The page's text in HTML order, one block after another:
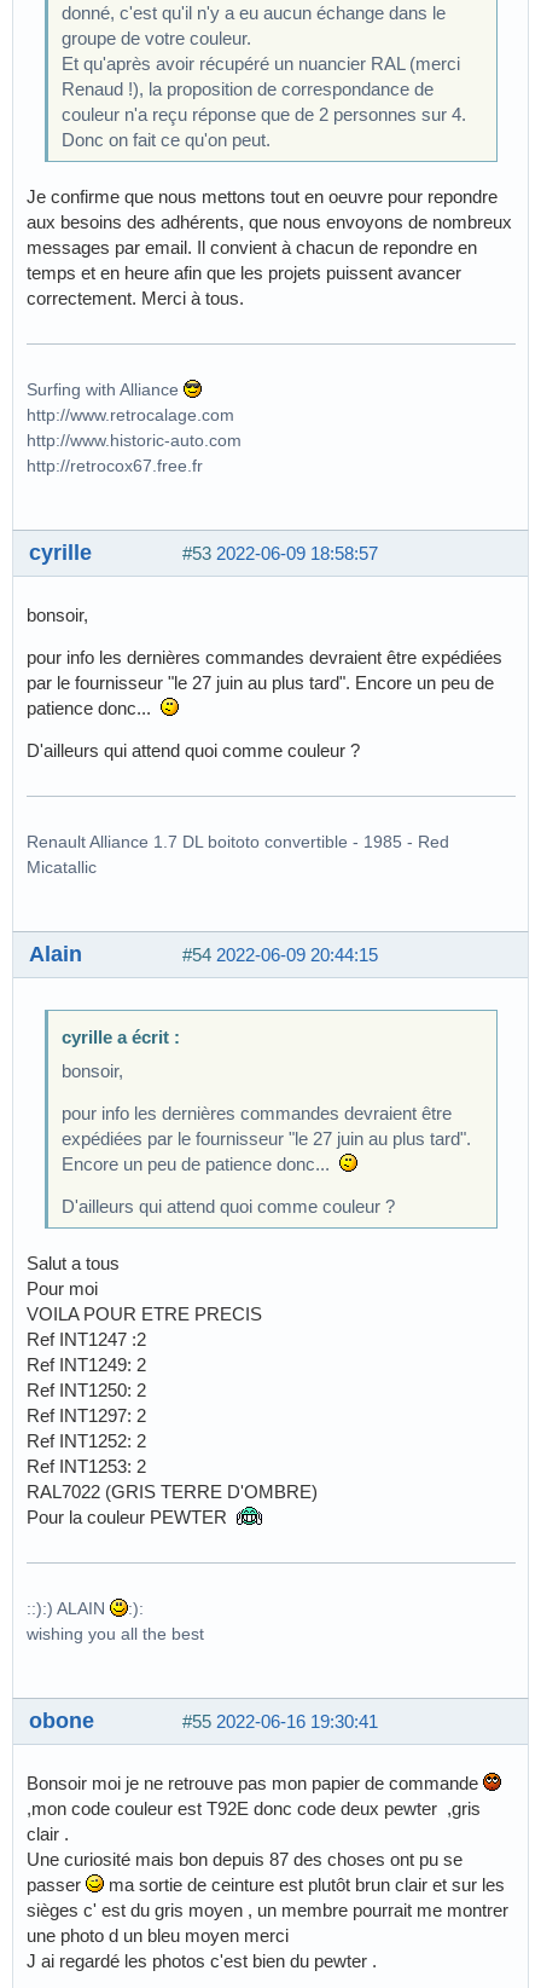
donné, c'est qu'il n'y a eu aucun échange dans le
groupe de votre couleur.
Et qu'après avoir récupéré un nuancier RAL (merci
Renaud !), la proposition de correspondance de
couleur n'a reçu réponse que de 2 personnes sur 4.
Donc on fait ce qu'on peut.
Je confirme que nous mettons tout en oeuvre pour repondre
aux besoins des adhérents, que nous envoyons de nombreux
messages par email. Il convient à chacun de repondre en
temps et en heure afin que les projets puissent avancer
correctement. Merci à tous.
Surfing with Alliance
http://www.retrocalage.com
http://www.historic-auto.com
http://retrocox67.free.fr
#53 2022-06-09 18:58:57
cyrille
bonsoir,
pour info les dernières commandes devraient être expédiées
par le fournisseur "le 27 juin au plus tard". Encore un peu de
patience donc...
D'ailleurs qui attend quoi comme couleur ?
Renault Alliance 1.7 DL boitoto convertible - 1985 - Red
Micatallic
#54 2022-06-09 20:44:15
Alain
cyrille a écrit :
bonsoir,
pour info les dernières commandes devraient être
expédiées par le fournisseur "le 27 juin au plus tard".
Encore un peu de patience donc...
D'ailleurs qui attend quoi comme couleur ?
Salut a tous
Pour moi
VOILA POUR ETRE PRECIS
Ref INT1247 :2
Ref INT1249: 2
Ref INT1250: 2
Ref INT1297: 2
Ref INT1252: 2
Ref INT1253: 2
RAL7022 (GRIS TERRE D'OMBRE)
Pour la couleur PEWTER
::):) ALAIN
:):
wishing you all the best
#55 2022-06-16 19:30:41
obone
Bonsoir moi je ne retrouve pas mon papier de commande
,mon code couleur est T92E donc code deux pewter ,gris
clair .
Une curiosité mais bon depuis 87 des choses ont pu se
passer
ma sortie de ceinture est plutôt brun clair et sur les
sièges c' est du gris moyen , un membre pourrait me montrer
une photo d un bleu moyen merci
J ai regardé les photos c'est bien du pewter .